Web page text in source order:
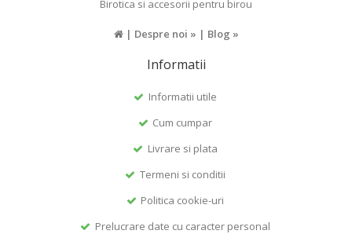
Birotica si accesorii pentru birou
| Despre noi » | Blog »
Informatii
Informatii utile
Cum cumpar
Livrare si plata
Termeni si conditii
Politica cookie-uri
Prelucrare date cu caracter personal